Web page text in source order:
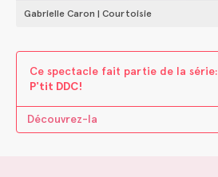
Gabrielle Caron | Courtoisie
Ce spectacle fait parti​e ​de la s​é​rie:
P'tit DDC!
Découvrez-la